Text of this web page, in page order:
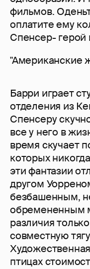
фильмов.
оплатите ему
Спенсер- герой
"Американские
Барри играет
отделения из
Спенсеру
все у него в
время скучает
которых
эти фантазии
другом
безбашенным,
обремененным
различия
совместную
птицах